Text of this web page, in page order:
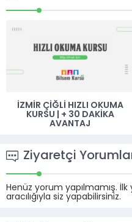
İZMIR ÇIĞLI HIZLI OKUMA
KURSU | + 30 DAKIKA
AVANTAJ
Ziyaretçi
Henüz yorum yapılmamış.
aracılığıyla siz yapabilirsiniz.